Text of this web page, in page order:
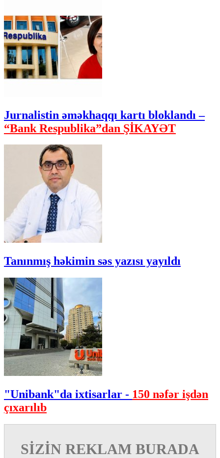
Jurnalistin əməkhaqqı kartı bloklandı –
“Bank Respublika”dan ŞİKAYƏT
Tanınmış həkimin səs yazısı yayıldı
"Unibank"da ixtisarlar - 150 nəfər işdən
çıxarılıb
SİZİN REKLAM BURADA